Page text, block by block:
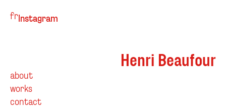
Henri Beaufour
about
works
contact
frInstagram